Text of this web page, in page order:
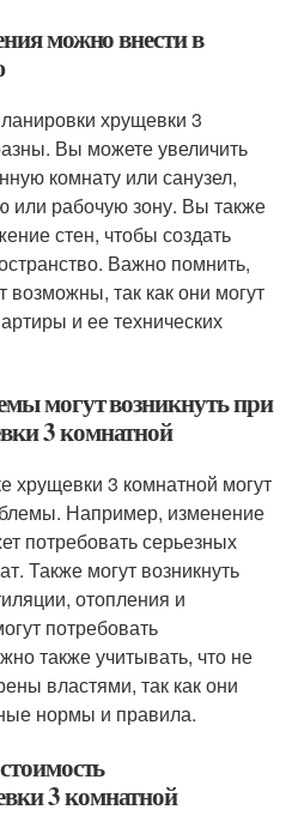
можно внести в
хрущевки 3
Вы можете увеличить
комнату или санузел,
или рабочую зону. Вы также
стен, чтобы создать
Важно помнить,
возможны, так как они могут
и ее технических
могут возникнуть при
3 комнатной
хрущевки 3 комнатной могут
Например, изменение
потребовать серьезных
Также могут возникнуть
отопления и
потребовать
также учитывать, что не
властями, так как они
нормы и правила.
3 комнатной